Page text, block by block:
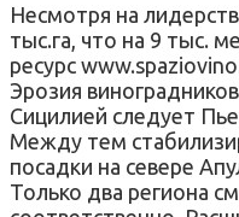
Несмотря на
тыс.га, что на 9 тыс.
ресурс
Эрозия
Сицилией следует
Между тем
посадки на севере
Только два региона